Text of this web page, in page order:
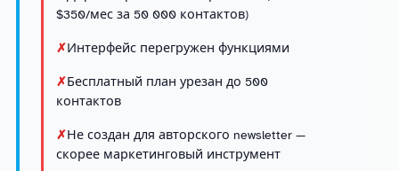
$350/мес за 50 000 контактов)
Интерфейс перегружен функциями
Бесплатный план урезан до 500
контактов
Не создан для авторского newsletter —
скорее маркетинговый инструмент